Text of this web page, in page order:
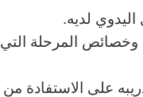
اليدوي لديه.
وخصائص المرحلة التي
على الاستفادة من